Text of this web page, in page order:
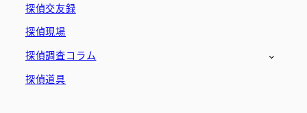
探偵交友録
探偵現場
探偵調査コラム
探偵道具